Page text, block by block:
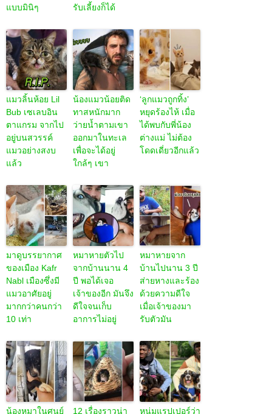
แบบมินิๆ
รับเลี้ยงก็ได้
แมวลิ้นห้อย Lil
Bub เซเลบอิน
ตาแกรม จากไป
อยู่บนสวรรค์
แมวอย่างสงบ
แล้ว
น้องแมวน้อยติด
ทาสหนักมาก
ว่ายน้ำตามเขา
ออกมาในทะเล
เพื่อจะได้อยู่
ใกล้ๆ เขา
‘ลูกแมวถูกทิ้ง’
หยุดร้องไห้ เมื่อ
ได้พบกับพี่น้อง
ต่างแม่ ไม่ต้อง
โดดเดี่ยวอีกแล้ว
มาดูบรรยากาศ
ของเมือง Kafr
Nabl เมืองซึ่งมี
แมวอาศัยอยู่
มากกว่าคนกว่า
10 เท่า
หมาหายตัวไป
จากบ้านนาน 4
ปี พอได้เจอ
เจ้าของอีก มันจึง
ดีใจจนเก็บ
อาการไม่อยู่
หมาหายจาก
บ้านไปนาน 3 ปี
ส่ายหางและร้อง
ด้วยความดีใจ
เมื่อเจ้าของมา
รับตัวมัน
น้องหมาในศูนย์ 12 เรื่องราวน่า หนุ่มแรปเปอร์ว่า